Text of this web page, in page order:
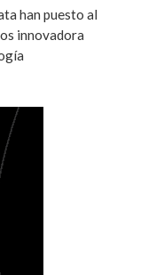
han puesto al
innovadora